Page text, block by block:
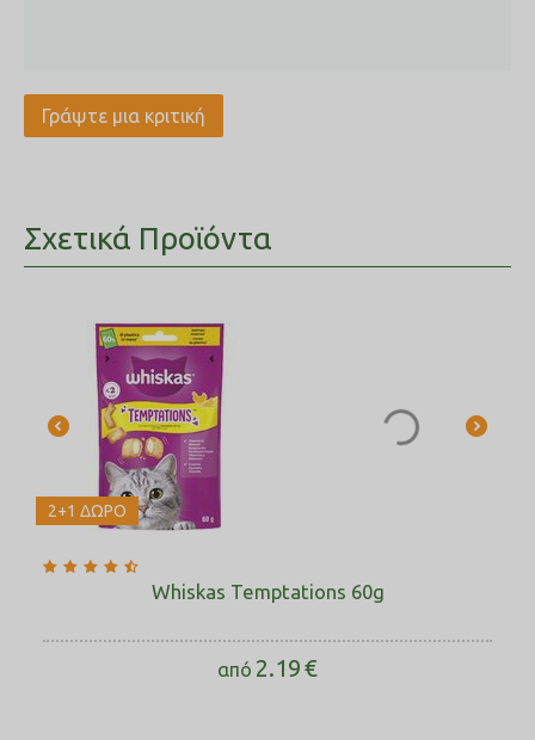
Γράψτε μια κριτική
Σχετικά Προϊόντα
2+1 ΔΩΡΟ
Whiskas Temptations 60g
από 2.19€